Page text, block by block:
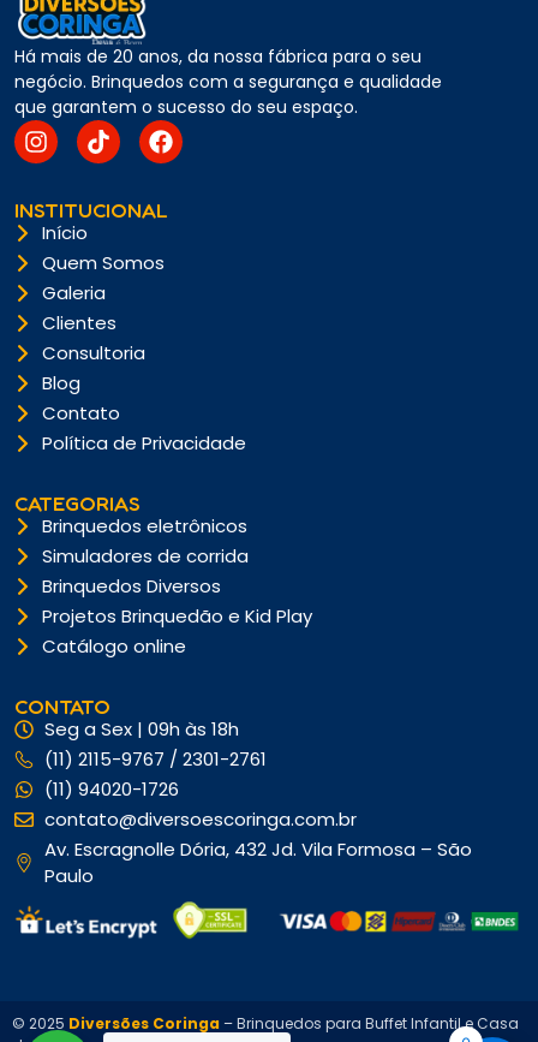
Há mais de 20 anos, da nossa fábrica para o seu
negócio. Brinquedos com a segurança e qualidade
que garantem o sucesso do seu espaço.
INSTITUCIONAL
Início
Quem Somos
Galeria
Clientes
Consultoria
Blog
Contato
Política de Privacidade
CATEGORIAS
Brinquedos eletrônicos
Simuladores de corrida
Brinquedos Diversos
Projetos Brinquedão e Kid Play
Catálogo online
CONTATO
Seg a Sex | 09h às 18h
(11) 2115-9767 / 2301-2761
(11) 94020-1726
contato@diversoescoringa.com.br
Av. Escragnolle Dória, 432 Jd. Vila Formosa – São
Paulo
© 2025 Diversões Coringa – Brinquedos para Buffet Infantil e Casa